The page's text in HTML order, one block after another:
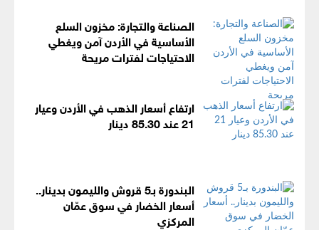
الصناعة والتجارة: مخزون السلع
الأساسية في الأردن آمن ويغطي
الاحتياجات لفترات مريحة
ارتفاع أسعار الذهب في الأردن وعيار
21 عند 85.30 دينار
البندورة بـ5 قروش والليمون بدينار..
أسعار الخضار في سوق عمّان
المركزي